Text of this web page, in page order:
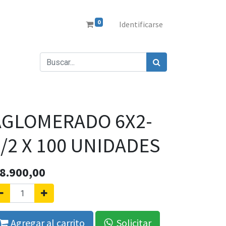
0 Identificarse
6X2-
2 X 100 UNIDADES
8.900,00
Agregar al carrito Solicitar